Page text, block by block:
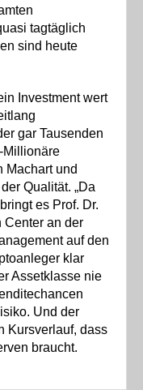
tagtäglich
sind heute
Investment wert
gar Tausenden
Millionäre
Machart und
Qualität. „Da
es Prof. Dr.
Center an der
auf den
klar
Assetklasse nie
Und der
Kursverlauf, dass
braucht.